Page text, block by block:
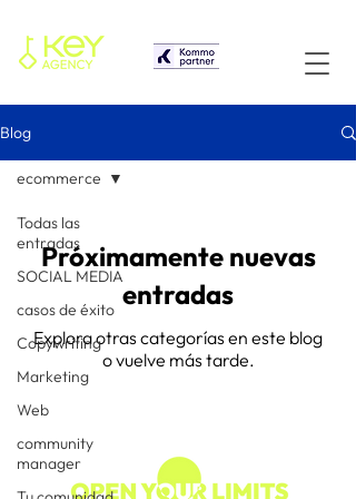
Blog
Todas las
entradas
SOCIAL MEDIA
casos de éxito
Copywriting
Marketing
Web
community
manager
ecommerce
Próximamente nuevas
entradas
Explora otras categorías en este blog
o vuelve más tarde.